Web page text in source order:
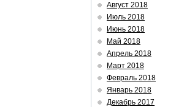
Август 2018
Июль 2018
Июнь 2018
Май 2018
Апрель 2018
Март 2018
Февраль 2018
Январь 2018
Декабрь 2017